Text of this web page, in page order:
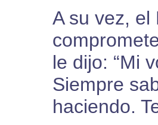
A su vez, el
le dijo: “Mi
Siempre
haciendo.